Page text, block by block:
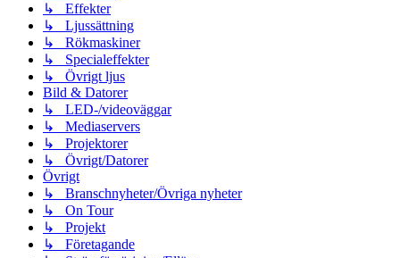
↳ Effekter
↳ Ljussättning
↳ Rökmaskiner
↳ Specialeffekter
↳ Övrigt ljus
Bild & Datorer
↳ LED-/videoväggar
↳ Mediaservers
↳ Projektorer
↳ Övrigt/Datorer
Övrigt
↳ Branschnyheter/Övriga nyheter
↳ On Tour
↳ Projekt
↳ Företagande